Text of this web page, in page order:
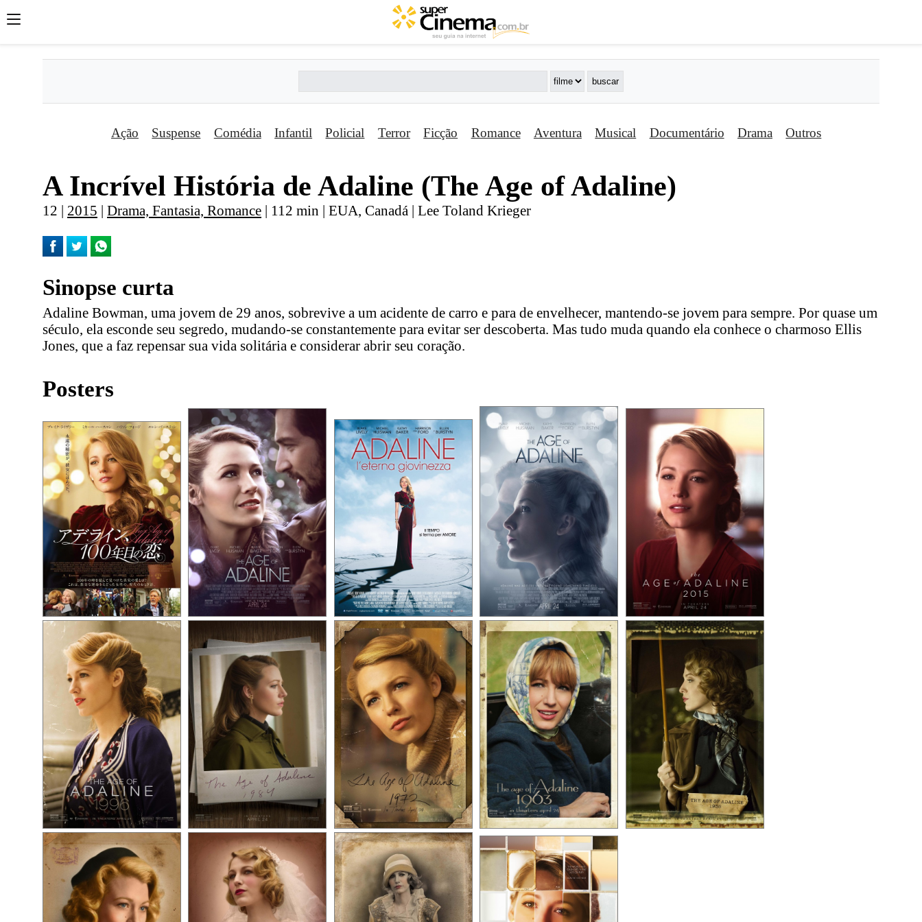
Ação Suspense Comédia Infantil Policial Terror Ficção Romance Aventura Musical Documentário Drama Outros
A Incrí­vel História de Adaline (The Age of Adaline)
12 | 2015 | Drama, Fantasia, Romance | 112 min | EUA, Canadá | Lee Toland Krieger
Sinopse curta
Adaline Bowman, uma jovem de 29 anos, sobrevive a um acidente de carro e para de envelhecer, mantendo-se jovem para sempre. Por quase um
século, ela esconde seu segredo, mudando-se constantemente para evitar ser descoberta. Mas tudo muda quando ela conhece o charmoso Ellis
Jones, que a faz repensar sua vida solitária e considerar abrir seu coração.
Posters